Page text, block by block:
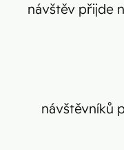
návštěv přijde
návštěvníků